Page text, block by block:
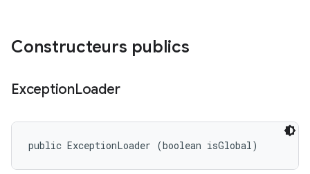
Constructeurs publics
ExceptionLoader
public ExceptionLoader (boolean isGlobal)